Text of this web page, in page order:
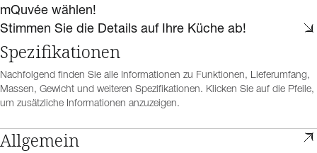
mQuvée wählen!
Stimmen Sie die Details auf Ihre Küche ab!
Spezifikationen
Nachfolgend finden Sie alle Informationen zu Funktionen, Lieferumfang,
Massen, Gewicht und weiteren Spezifikationen. Klicken Sie auf die Pfeile,
um zusätzliche Informationen anzuzeigen.
Allgemein